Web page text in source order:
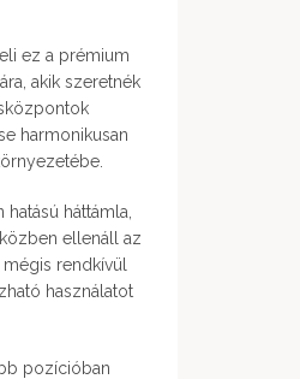
ez a prémium
akik szeretnék
harmonikusan
háttámla,
ellenáll az
rendkívül
használatot
pozícióban